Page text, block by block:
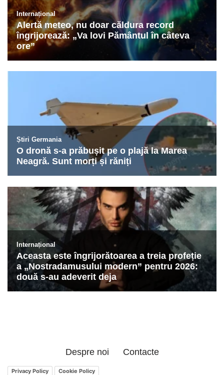
Despre noi Contacte
Privacy Policy Cookie Policy